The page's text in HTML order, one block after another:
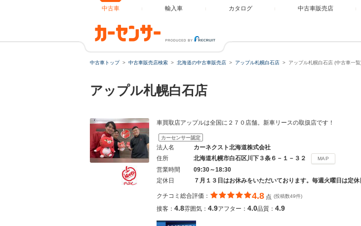
中古車 輸入車 カタログ 中古車販売店
中古車トップ 中古車販売店検索 北海道の中古車販売店 アップル札幌白石店 アップル札幌白石店 (中古車一覧
アップル札幌白石店
車買取店アップルは全国に２７０店舗。新車リースの取扱店です！
カーセンサー認定
法人名
カーネクスト北海道株式会社
住所
北海道札幌市白石区川下３条６－１－３２ MAP
営業時間
09:30～18:30
定休日
７月１３日はお休みをいただいております。毎週火曜日は定休
クチコミ総合評価： 4.8 点 (投稿数49件)
接客： 4.8雰囲気： 4.9アフター： 4.0品質： 4.9